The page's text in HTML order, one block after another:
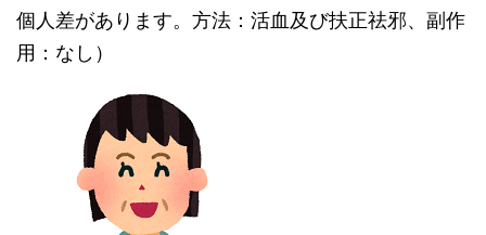
個人差があります。方法：活血及び扶正祛邪、副作
用：なし）